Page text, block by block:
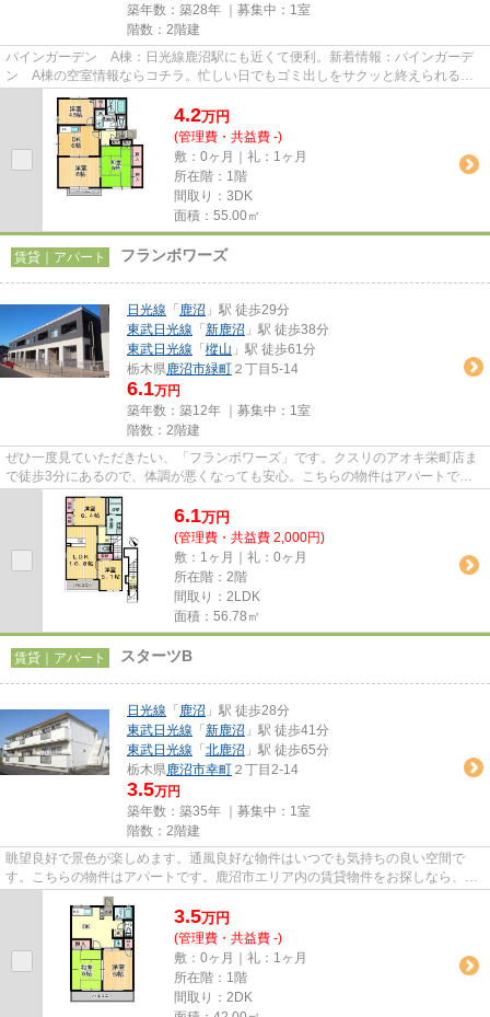
築年数：築28年 ｜募集中： 1室
階数：2階建
パインガーデン A棟：日光線鹿沼駅にも近くて便利。新着情報：パインガーデ
ン A棟の空室情報ならコチラ。忙しい日でもゴミ出しをサクッと終えられるよ
うに、敷地内にゴミ置き場をつ...
4.2万円
(管理費・共益費 -)
敷：0ヶ月｜礼：1ヶ月
所在階：1階
間取り：3DK
面積：55.00㎡
賃貸｜アパート フランボワーズ
日光線 「 鹿沼 」駅 徒歩29分
東武日光線 「 新鹿沼 」駅 徒歩38分
東武日光線 「 樅山 」駅 徒歩61分
栃木県鹿沼市緑町 ２丁目5-14
6.1万円
築年数：築12年 ｜募集中： 1室
階数：2階建
ぜひ一度見ていただきたい、「フランボワーズ」です。クスリのアオキ栄町店ま
で徒歩3分にあるので、体調が悪くなっても安心。こちらの物件はアパートで
す。敷地内ごみ置き場のある物件...
6.1万円
(管理費・共益費 2,000円)
敷：1ヶ月｜礼：0ヶ月
所在階：2階
間取り：2LDK
面積：56.78㎡
賃貸｜アパート スターツB
日光線 「 鹿沼 」駅 徒歩28分
東武日光線 「 新鹿沼 」駅 徒歩41分
東武日光線 「 北鹿沼 」駅 徒歩65分
栃木県鹿沼市幸町 ２丁目2-14
3.5万円
築年数：築35年 ｜募集中： 1室
階数：2階建
眺望良好で景色が楽しめます。通風良好な物件はいつでも気持ちの良い空間で
す。こちらの物件はアパートです。鹿沼市エリア内の賃貸物件をお探しなら、日
光線鹿沼周辺はいかがでしょう...
3.5万円
(管理費・共益費 -)
敷：0ヶ月｜礼：1ヶ月
所在階：1階
間取り：2DK